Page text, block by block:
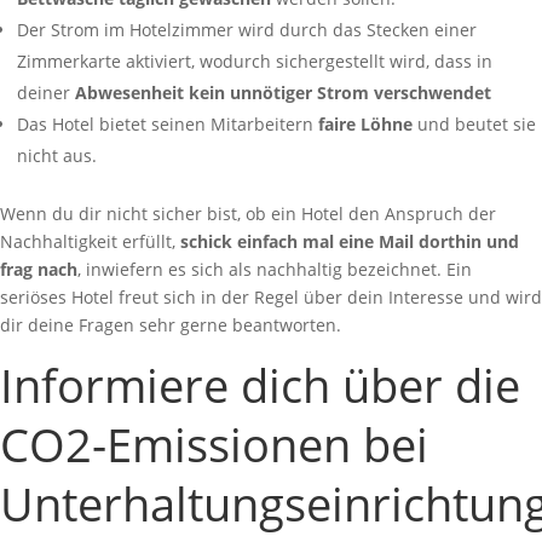
Der Strom im Hotelzimmer wird durch das Stecken einer
Zimmerkarte aktiviert, wodurch sichergestellt wird, dass in
deiner Abwesenheit kein unnötiger Strom verschwendet
Das Hotel bietet seinen Mitarbeitern faire Löhne und beutet sie
nicht aus.
Wenn du dir nicht sicher bist, ob ein Hotel den Anspruch der
Nachhaltigkeit erfüllt, schick einfach mal eine Mail dorthin und
frag nach, inwiefern es sich als nachhaltig bezeichnet. Ein
seriöses Hotel freut sich in der Regel über dein Interesse und wird
dir deine Fragen sehr gerne beantworten.
Informiere dich über die
CO2-Emissionen bei